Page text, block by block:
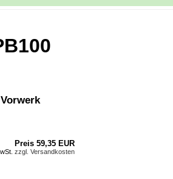
Preis 59,35 EUR
zzgl. Versandkosten